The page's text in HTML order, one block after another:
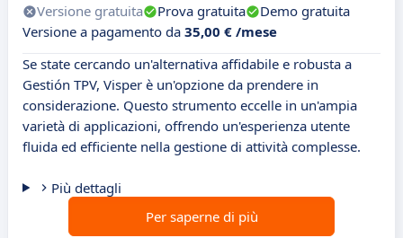
Versione gratuita Prova gratuita
Demo gratuita
Versione a pagamento da 35,00 € /mese
Se state cercando un'alternativa affidabile e robusta a
Gestión TPV, Visper è un'opzione da prendere in
considerazione. Questo strumento eccelle in un'ampia
varietà di applicazioni, offrendo un'esperienza utente
fluida ed efficiente nella gestione di attività complesse.
Più dettagli
Per saperne di più